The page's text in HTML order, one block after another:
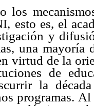
los
esto es, el
y
una mayoría
virtud de la
de
la
programas.